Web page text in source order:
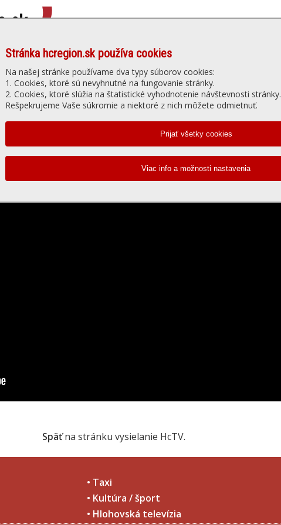
Kam vybehnúť Denné menu
Stránka hcregion.sk používa cookies
Na našej stránke používame dva typy súborov cookies:
1. Cookies, ktoré sú nevyhnutné na fungovanie stránky.
2. Cookies, ktoré slúžia na štatistické vyhodnotenie návštevnosti stránky.
Rešpekrujeme Vaše súkromie a niektoré z nich môžete odmietnuť.
Hlohovská televízia - prehrávanie videa
Späťna stránku vysielanie HcTV.
• Taxi
• Kultúra / šport
• Hlohovská televízia